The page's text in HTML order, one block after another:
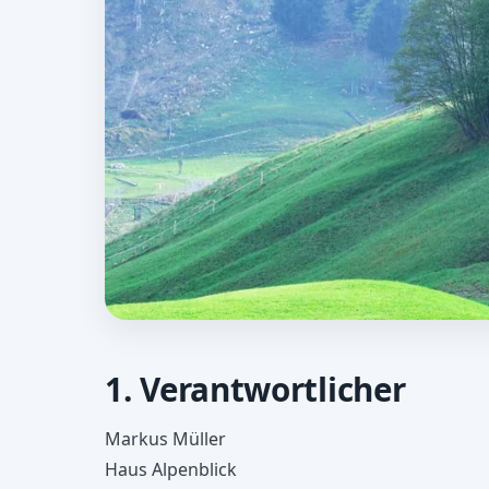
Informationen zum Umgang mit
auf dieser Website.
1. Verantwortlicher
Markus Müller
Haus Alpenblick